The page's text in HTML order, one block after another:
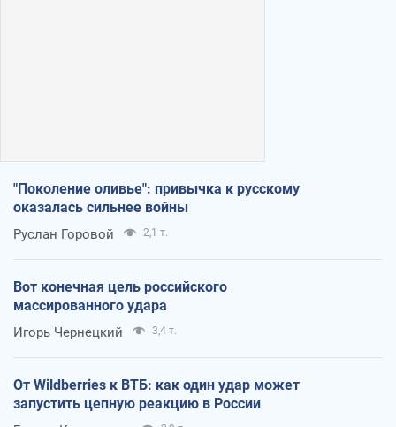
"Поколение оливье": привычка к русскому
оказалась сильнее войны
Руслан Горовой 2,1 т.
Вот конечная цель российского
массированного удара
Игорь Чернецкий 3,4 т.
От Wildberries к ВТБ: как один удар может
запустить цепную реакцию в России